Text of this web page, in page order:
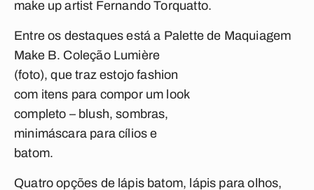
make up artist Fernando Torquatto.
Entre os destaques está a Palette de Maquiagem
Make B. Coleção Lumière
(foto), que traz estojo fashion
com itens para compor um look
completo – blush, sombras,
minimáscara para cílios e
batom.
Quatro opções de lápis batom, lápis para olhos,